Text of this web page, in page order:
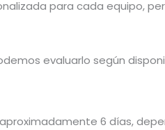
para cada equipo,
evaluarlo según
6 días,